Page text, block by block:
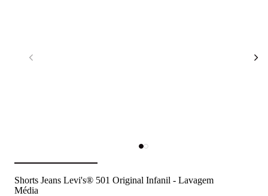
Shorts Jeans Levi's® 501 Original Infanil - Lavagem
Média